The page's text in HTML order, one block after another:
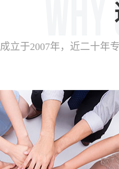
成立于2007年，近二十年